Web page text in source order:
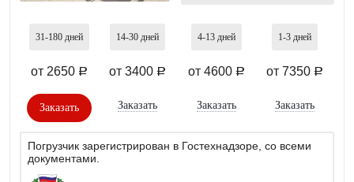
31-180 дней
от 2650 a
Заказать
14-30 дней
от 3400 a
Заказать
4-13 дней
от 4600 a
Заказать
1-3 дней
от 7350 a
Заказать
Погрузчик зарегистрирован в Гостехнадзоре, со всеми
документами.